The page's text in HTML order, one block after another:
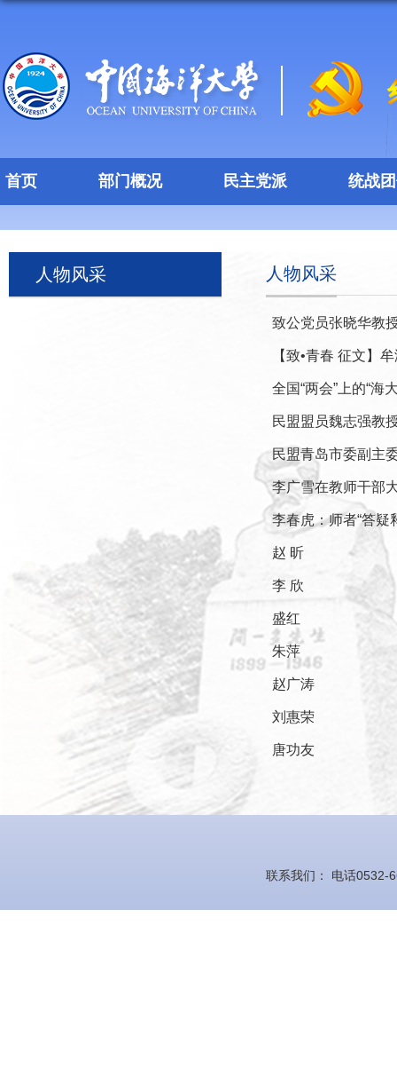
首页 部门概况 民主党派 统战
人物风采 人物风采
致公党员张晓华教
【致•青春 征文】
全国“两会”上的“
民盟盟员魏志强教
民盟青岛市委副主
李广雪在教师干部
李春虎：师者“答疑
赵 昕
李 欣
盛红
朱萍
赵广涛
刘惠荣
唐功友
联系我们： 电话0532-